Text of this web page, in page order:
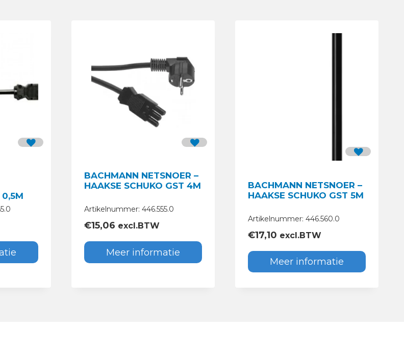
0,5M
BACHMANN NETSNOER –
HAAKSE SCHUKO GST 4M
Artikelnummer: 446.555.0
€15,06 excl.BTW
Meer informatie
BACHMANN NETSNOER –
HAAKSE SCHUKO GST 5M
Artikelnummer: 446.560.0
€17,10 excl.BTW
Meer informatie